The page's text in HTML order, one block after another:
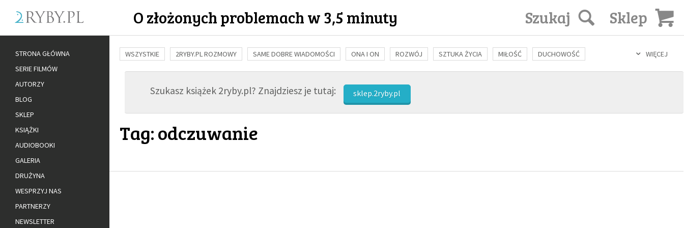
O złożonych problemach w 3,5 minuty Sklep
Szukaj
WIĘCEJ
WSZYSTKIE 2RYBY.PL ROZMOWY SAME DOBRE WIADOMOŚCI ONA I ON ROZWÓJ SZTUKA ŻYCIA MIŁOŚĆ DUCHOWOŚĆ
BUDOWANIE WIĘZI RODZINA NAUKA BIBLIA KOBIETA MĘŻCZYZNA RELIGIE FILOZOFIA KULTURA ŚWIĘCI SEKS IN VITRO
ADOPCJASzukasz książek 2ryby.pl? Znajdziesz je tutaj: sklep.2ryby.pl
Tag: odczuwanie
STRONA GŁÓWNA
SERIE FILMÓW
AUTORZY
BLOG
SKLEP
KSIĄŻKI
AUDIOBOOKI
GALERIA
DRUŻYNA
WESPRZYJ NAS
PARTNERZY
NEWSLETTER